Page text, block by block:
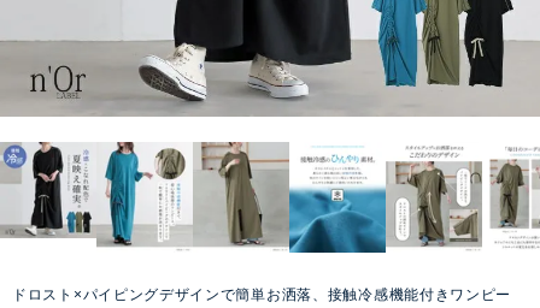
ドロスト×パイピングデザインで簡単お洒落、接触冷感機能付きワンピー